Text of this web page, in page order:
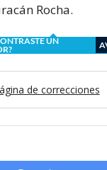
Rocha.
UN
de correcciones